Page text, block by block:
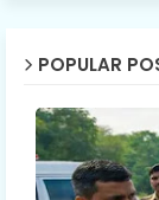
POPULAR